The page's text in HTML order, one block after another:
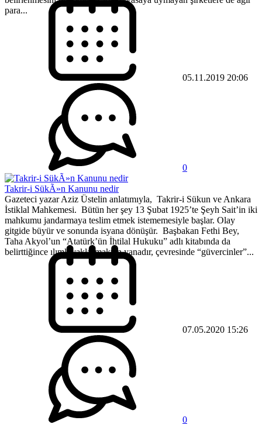
para...
05.11.2019 20:06
0
Takrir-i SükÃ»n Kanunu nedir
Gazeteci yazar Aziz Üstelin anlatımıyla, Takrir-i Sükun ve Ankara
İstiklal Mahkemesi. Bütün her şey 13 Şubat 1925’te Şeyh Sait’in iki
mahkumu jandarmaya teslim etmek istememesiyle başlar. Olay
gitgide büyür ve sonunda isyana dönüşür. Başbakan Fethi Bey,
Taha Akyol’un “Atatürk’ün İhtilal Hukuku” adlı kitabında da
belirttiğince ılımlı yaklaşmaktan yanadır, çevresinde “güvercinler”...
07.05.2020 15:26
0